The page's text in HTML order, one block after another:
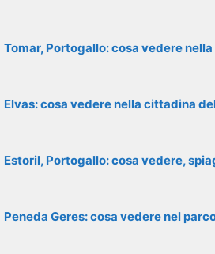
Tomar, Portogallo: cosa vedere
Elvas: cosa vedere nella cittadina
Estoril, Portogallo: cosa vedere,
Peneda Geres: cosa vedere nel